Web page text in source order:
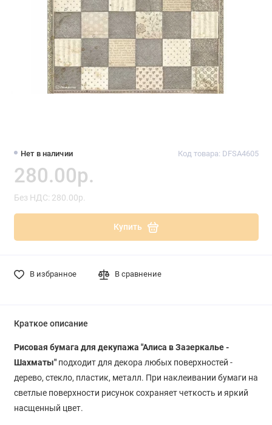
Нет в наличии Код товара: DFSA4605
280.00р.
Без НДС: 280.00р.
Купить
В избранное В сравнение
Краткое описание
Рисовая бумага для декупажа "Алиса в Зазеркалье -
Шахматы"подходит для декора любых поверхностей -
дерево, стекло, пластик, металл. При наклеивании бумаги на
светлые поверхности рисунок сохраняет четкость и яркий
насщенный цвет.